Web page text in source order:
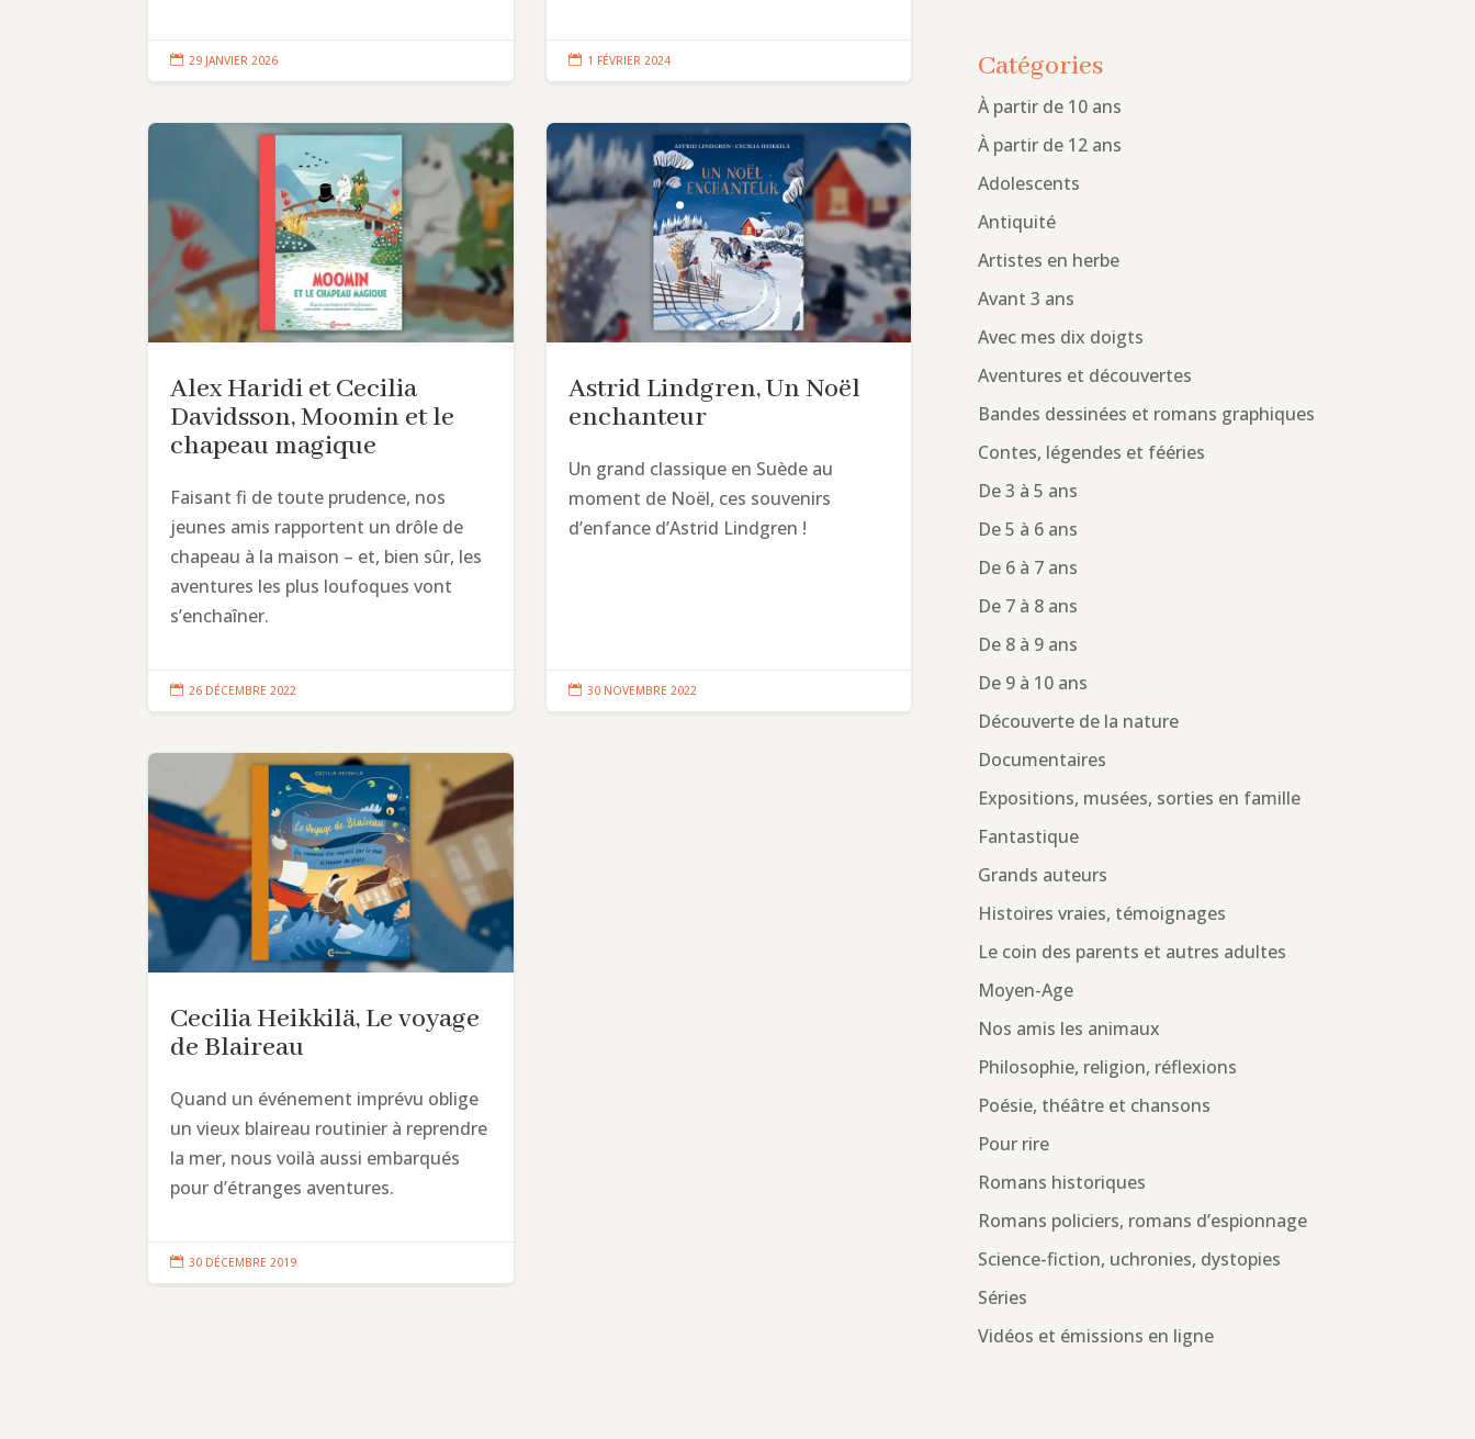
 29 JANVIER 2026  1 FÉVRIER 2024
Alex Haridi et Cecilia
Davidsson, Moomin et le
chapeau magique
Faisant fi de toute prudence, nos
jeunes amis rapportent un drôle de
chapeau à la maison – et, bien sûr, les
aventures les plus loufoques vont
s’enchaîner.
 26 DÉCEMBRE 2022
Astrid Lindgren, Un Noël
enchanteur
Un grand classique en Suède au
moment de Noël, ces souvenirs
d’enfance d’Astrid Lindgren !
 30 NOVEMBRE 2022
Cecilia Heikkilä, Le voyage
de Blaireau
Quand un événement imprévu oblige
un vieux blaireau routinier à reprendre
la mer, nous voilà aussi embarqués
pour d’étranges aventures.
 30 DÉCEMBRE 2019
Catégories
À partir de 10 ans
À partir de 12 ans
Adolescents
Antiquité
Artistes en herbe
Avant 3 ans
Avec mes dix doigts
Aventures et découvertes
Bandes dessinées et romans graphiques
Contes, légendes et fééries
De 3 à 5 ans
De 5 à 6 ans
De 6 à 7 ans
De 7 à 8 ans
De 8 à 9 ans
De 9 à 10 ans
Découverte de la nature
Documentaires
Expositions, musées, sorties en famille
Fantastique
Grands auteurs
Histoires vraies, témoignages
Le coin des parents et autres adultes
Moyen-Age
Nos amis les animaux
Philosophie, religion, réflexions
Poésie, théâtre et chansons
Pour rire
Romans historiques
Romans policiers, romans d’espionnage
Science-fiction, uchronies, dystopies
Séries
Vidéos et émissions en ligne